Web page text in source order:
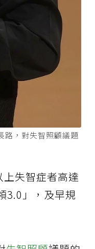
，對失智照顧議題
失智症者高達
3.0」，及早規